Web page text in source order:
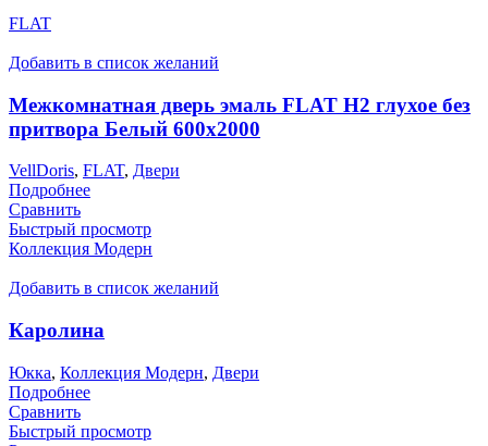
FLAT
Добавить в список желаний
Межкомнатная дверь эмаль FLAT H2 глухое без
притвора Белый 600х2000
VellDoris, FLAT, Двери
Подробнее
Сравнить
Быстрый просмотр
Коллекция Модерн
Добавить в список желаний
Каролина
Юкка, Коллекция Модерн, Двери
Подробнее
Сравнить
Быстрый просмотр